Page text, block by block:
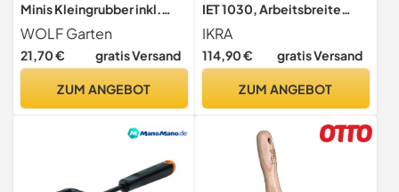
Minis Kleingrubber inkl.
Stiel LA-M /ZM 015;
Arbeitsbreite: 7cm;
71AIE001650
WOLF Garten
21,70 € gratis Versand
ZUM ANGEBOT
IET 1030, Arbeitsbreite
30cm, inkl. Handgrubber
IKRA
114,90 € gratis Versand
ZUM ANGEBOT